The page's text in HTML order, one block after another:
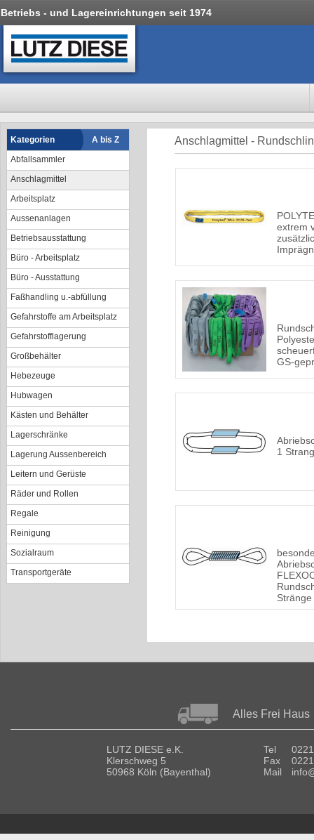
Betriebs - und Lagereinrichtungen seit 1974
Kategorien
A bis Z
Abfallsammler
Anschlagmittel
Arbeitsplatz
Aussenanlagen
Betriebsausstattung
Büro - Arbeitsplatz
Büro - Ausstattung
Faßhandling u.-abfüllung
Gefahrstoffe am Arbeitsplatz
Gefahrstofflagerung
Großbehälter
Hebezeuge
Hubwagen
Kästen und Behälter
Lagerschränke
Lagerung Aussenbereich
Leitern und Gerüste
Räder und Rollen
Regale
Reinigung
Sozialraum
Transportgeräte
Anschlagmittel -
extrem
GS-
1 Strang
Stränge
Alles Frei Haus
LUTZ DIESE e.K.
Klerschweg 5
50968 Köln (Bayenthal)
Tel
Fax
Mail